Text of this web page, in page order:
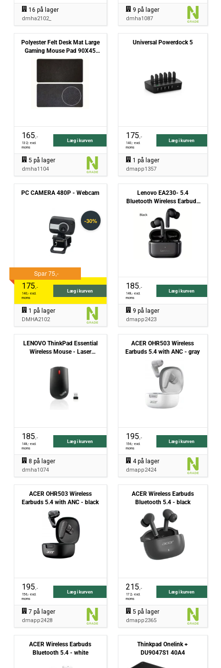
16 på lager
dmha2102_
9 på lager
dmha1087
Polyester Felt Desk Mat Large
Gaming Mouse Pad 90X45
cm- black
165,-
132,- excl.
moms
Læg i kurven
5 på lager
dmha1104
Universal Powerdock 5
175,-
140,- excl.
moms
Læg i kurven
1 på lager
dmapp1357
PC CAMERA 480P - Webcam
175,-
140,- excl.
moms
Læg i kurven
1 på lager
DMHA2102
Lenovo EA230- 5.4
Bluetooth Wireless Earbuds
with ANC- Black
185,-
148,- excl.
moms
Læg i kurven
9 på lager
dmapp2423
LENOVO ThinkPad Essential
Wireless Mouse - Laser
185,-
148,- excl.
moms
Læg i kurven
8 på lager
dmha1074
ACER OHR503 Wireless
Earbuds 5.4 with ANC - gray
195,-
156,- excl.
moms
Læg i kurven
4på lager
dmapp2424
ACER OHR503 Wireless
Earbuds 5.4 with ANC - black
195,-
156,- excl.
moms
Læg i kurven
7 på lager
dmapp2428
ACER Wireless Earbuds
Bluetooth 5.4 - black
215,-
172,- excl.
moms
Læg i kurven
5 på lager
dmapp2365
ACER Wireless Earbuds
Bluetooth 5.4 - white
Thinkpad Onelink +
DU9047S1 40A4